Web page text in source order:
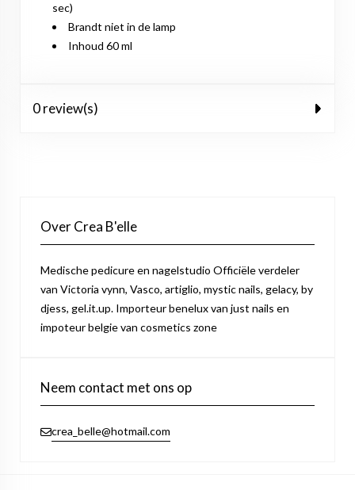
sec)
Brandt niet in de lamp
Inhoud 60 ml
0 review(s)
Over Crea B'elle
Medische pedicure en nagelstudio Officiële verdeler
van Victoria vynn, Vasco, artiglio, mystic nails, gelacy, by
djess, gel.it.up. Importeur benelux van just nails en
impoteur belgie van cosmetics zone
Neem contact met ons op
crea_belle@hotmail.com